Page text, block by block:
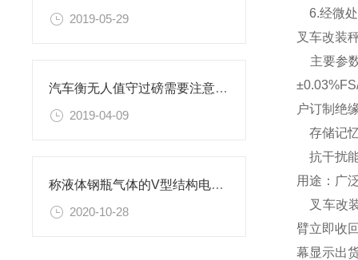
2019-05-29
汽车衡无人值守过磅需要注意的几点
2019-04-09
称液体钢瓶气体的V型结构电子秤
2020-10-28
6.经微处
叉车改装
主要参
户订制绝
存储记
抗干扰
用途：广
叉车改
臂立即收
幕显示出